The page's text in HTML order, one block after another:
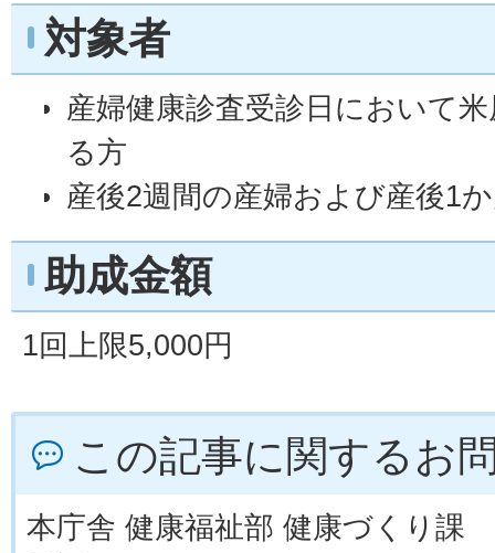
対象者
産婦健康診査受診日において
る方
産後2週間の産婦および産後1
助成金額
1回上限5,000円
この記事に関するお
本庁舎 健康福祉部 健康づくり課